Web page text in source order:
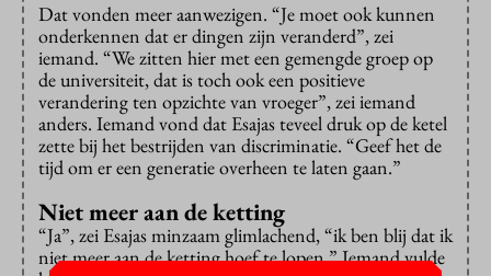
Dat vonden meer aanwezigen. “Je moet ook kunnen
onderkennen dat er dingen zijn veranderd”, zei
iemand. “We zitten hier met een gemengde groep op
de universiteit, dat is toch ook een positieve
verandering ten opzichte van vroeger”, zei iemand
anders. Iemand vond dat Esajas teveel druk op de ketel
zette bij het bestrijden van discriminatie. “Geef het de
tijd om er een generatie overheen te laten gaan.”
Niet meer aan de ketting
“Ja”, zei Esajas minzaam glimlachend, “ik ben blij dat ik
niet meer aan de ketting hoef te lopen.” Iemand vulde